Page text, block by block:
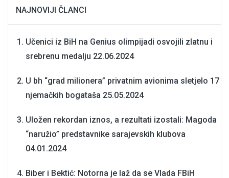
NAJNOVIJI ČLANCI
Učenici iz BiH na Genius olimpijadi osvojili zlatnu i
srebrenu medalju 22.06.2024
U bh “grad milionera” privatnim avionima sletjelo 17
njemačkih bogataša 25.05.2024
Uložen rekordan iznos, a rezultati izostali: Magoda
“naružio” predstavnike sarajevskih klubova
04.01.2024
Biber i Bektić: Notorna je laž da se Vlada FBiH